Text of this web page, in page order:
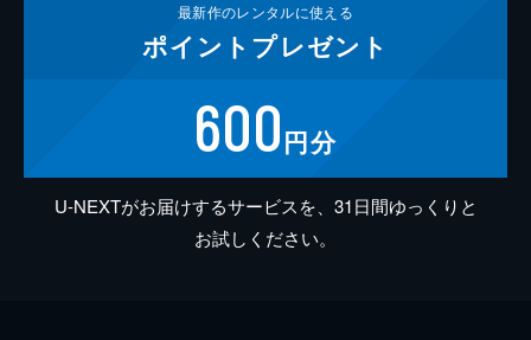
最新作のレンタルに使える
ポイント プレゼント
600円分
U-NEXTがお届けするサービスを、31日間ゆっくりと
お試しください。